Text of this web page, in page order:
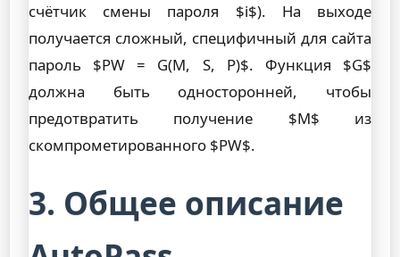
счётчик смены пароля $i$). На выходе
получается сложный, специфичный для сайта
пароль $PW = G(M, S, P)$. Функция $G$
должна быть односторонней, чтобы
предотвратить получение $M$ из
скомпрометированного $PW$.
3. Общее описание